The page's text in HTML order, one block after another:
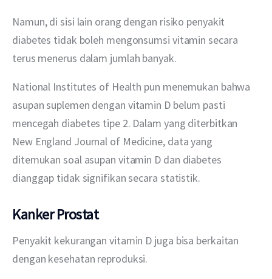
Namun, di sisi lain orang dengan risiko penyakit
diabetes tidak boleh mengonsumsi vitamin secara
terus menerus dalam jumlah banyak.
National Institutes of Health pun menemukan bahwa
asupan suplemen dengan vitamin D belum pasti
mencegah diabetes tipe 2. Dalam yang diterbitkan
New England Journal of Medicine, data yang
ditemukan soal asupan vitamin D dan diabetes
dianggap tidak signifikan secara statistik.
Kanker Prostat
Penyakit kekurangan vitamin D juga bisa berkaitan
dengan kesehatan reproduksi.